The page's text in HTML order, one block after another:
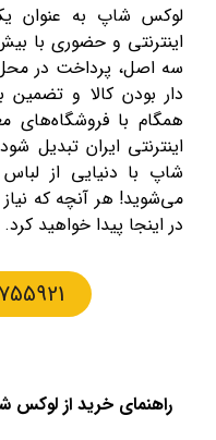
لوکس شاپ به عنوان
اینترنتی و حضوری با
سه اصل، پرداخت در
دار بودن کالا و تضمین
همگام با فروشگاه‌های
اینترنتی ایران
شاپ با دنیایی از
می‌شوید! هر آنچه که
در اینجا پیدا خواهید کرد.
راهنمای خرید از لوکس